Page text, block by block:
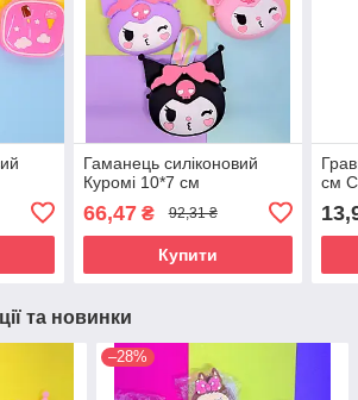
Гаманець силіконовий
Куромі 10*7 см
66,47₴ 92,31 ₴
Купити
см
та новинки
–28%